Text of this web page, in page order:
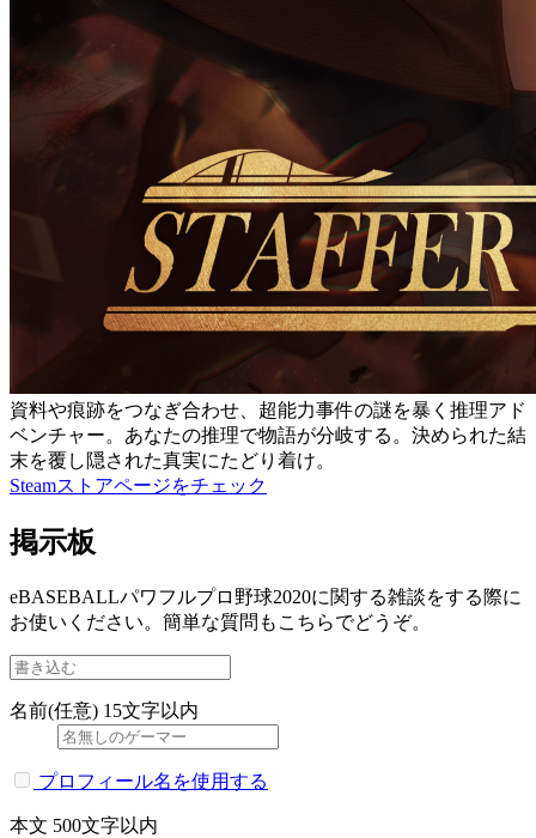
資料や痕跡をつなぎ合わせ、超能力事件の謎を暴く推理アド
ベンチャー。あなたの推理で物語が分岐する。決められた結
末を覆し隠された真実にたどり着け。
Steamストアページをチェック
掲示板
eBASEBALLパワフルプロ野球2020に関する雑談をする際に
お使いください。簡単な質問もこちらでどうぞ。
名前(任意) 15文字以内
プロフィール名を使用する
本文 500文字以内